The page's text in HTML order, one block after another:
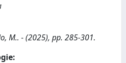
M.. - (2025), pp. 285-301.